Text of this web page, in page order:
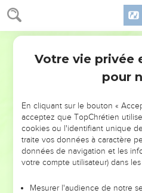
2 Samuel 20
Moi, je suis paisible et fidèle
faire périr une ville et une mère
engloutir l'héritage de l'Éternel ?
vouloir engloutir et détruire !
La chose n'est pas ainsi, mais
contre le roi, contre David ;
de devant la ville. Et la femme
sera jetée par la muraille.
Et la femme vint vers tout le
Joab. Et il sonna de la
Votre vie privée
pour
En cliquant sur le bouton «
acceptez que TopChrétien
cookies ou l'identifiant unique
traite vos données à caractère
données de navigation et les
votre compte utilisateur) dans
Mesurer l'audience de notre